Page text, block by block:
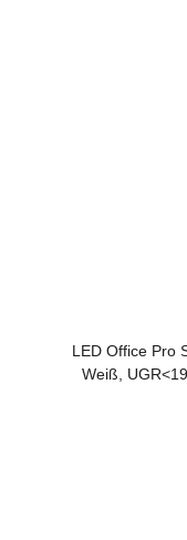
LED Office Pro
Weiß,